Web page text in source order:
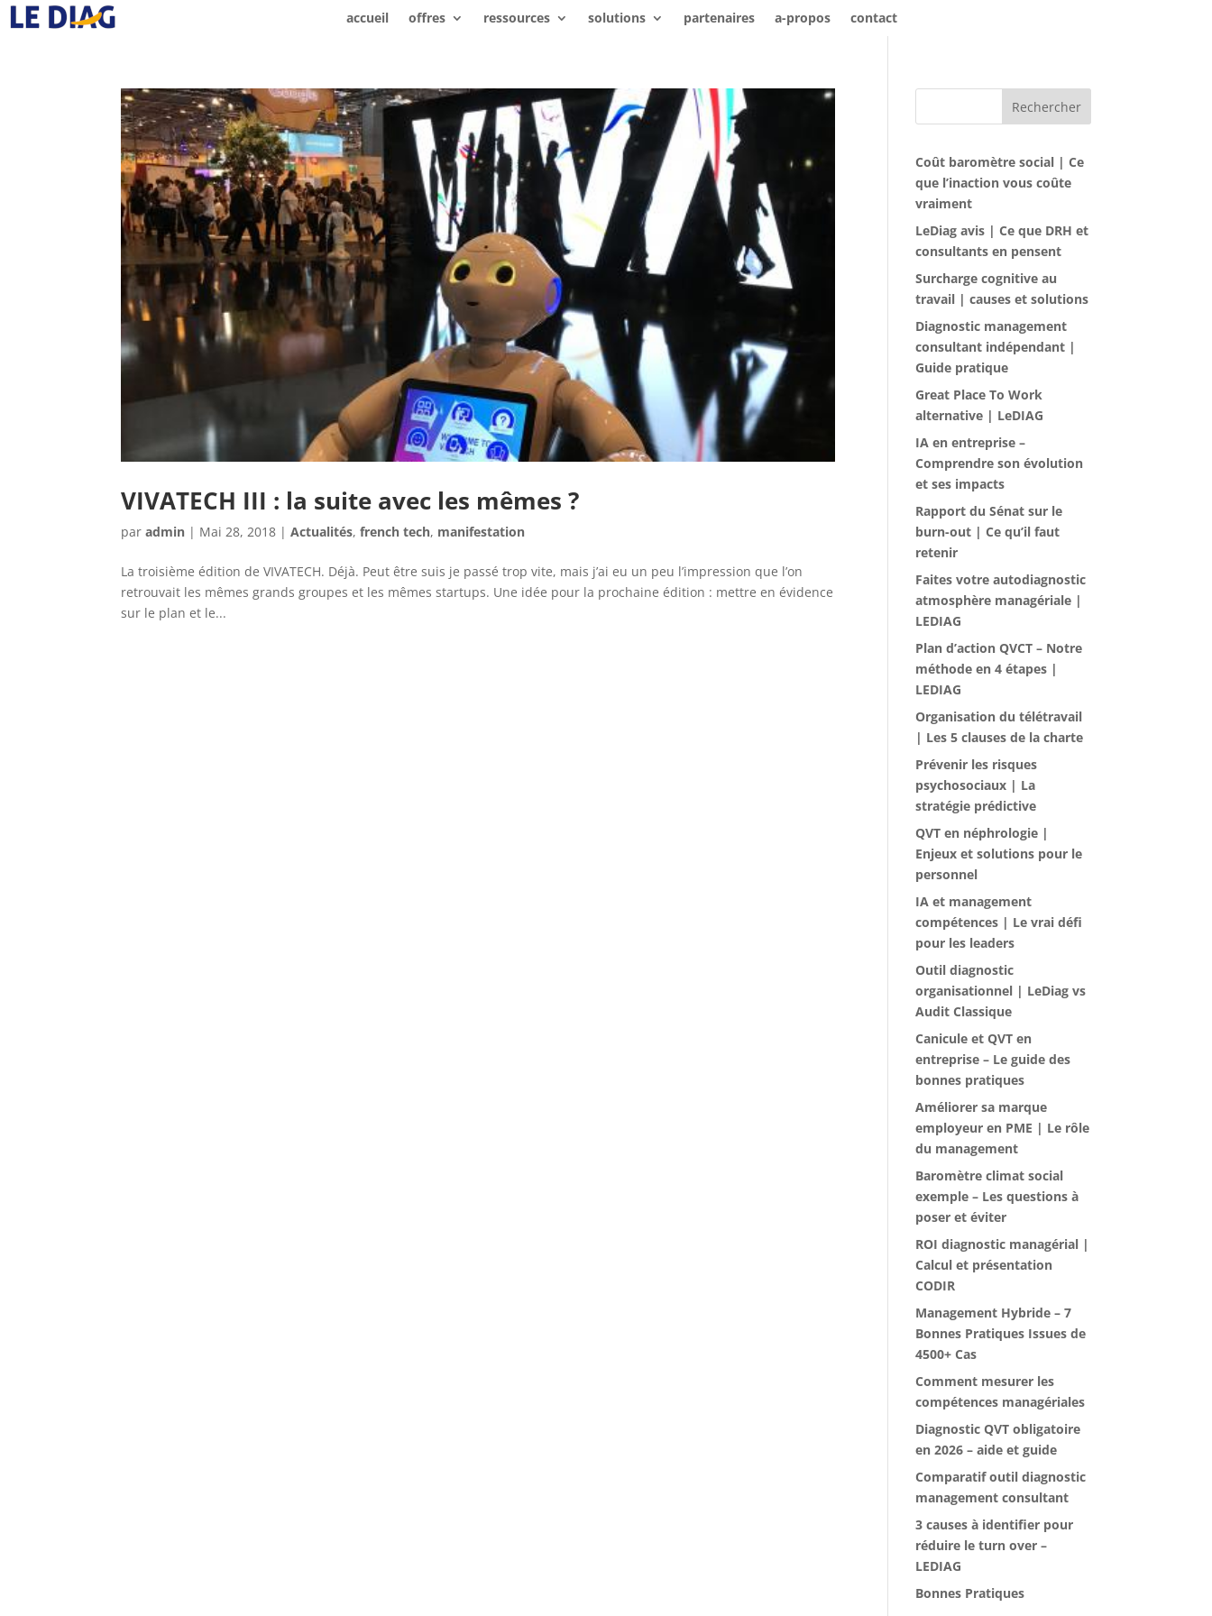
accueil offres ressources solutions partenaires a-propos contact
VIVATECH III : la suite avec les mêmes ?
paradmin | Mai 28, 2018 |Actualités,french tech, manifestation
La troisième édition de VIVATECH. Déjà. Peut être suis je passé trop vite, mais j’ai eu un peu l’impression que l’on
retrouvait les mêmes grands groupes et les mêmes startups. Une idée pour la prochaine édition : mettre en évidence
sur le plan et le...
Rechercher
Coût baromètre social | Ce
que l’inaction vous coûte
vraiment
LeDiag avis | Ce que DRH et
consultants en pensent
Surcharge cognitive au
travail | causes et solutions
Diagnostic management
consultant indépendant |
Guide pratique
Great Place To Work
alternative | LeDIAG
IA en entreprise –
Comprendre son évolution
et ses impacts
Rapport du Sénat sur le
burn-out | Ce qu’il faut
retenir
Faites votre autodiagnostic
atmosphère managériale |
LEDIAG
Plan d’action QVCT – Notre
méthode en 4 étapes |
LEDIAG
Organisation du télétravail
| Les 5 clauses de la charte
Prévenir les risques
psychosociaux | La
stratégie prédictive
QVT en néphrologie |
Enjeux et solutions pour le
personnel
IA et management
compétences | Le vrai défi
pour les leaders
Outil diagnostic
organisationnel | LeDiag vs
Audit Classique
Canicule et QVT en
entreprise – Le guide des
bonnes pratiques
Améliorer sa marque
employeur en PME | Le rôle
du management
Baromètre climat social
exemple – Les questions à
poser et éviter
ROI diagnostic managérial |
Calcul et présentation
CODIR
Management Hybride – 7
Bonnes Pratiques Issues de
4500+ Cas
Comment mesurer les
compétences managériales
Diagnostic QVT obligatoire
en 2026 – aide et guide
Comparatif outil diagnostic
management consultant
3 causes à identifier pour
réduire le turn over –
LEDIAG
Bonnes Pratiques